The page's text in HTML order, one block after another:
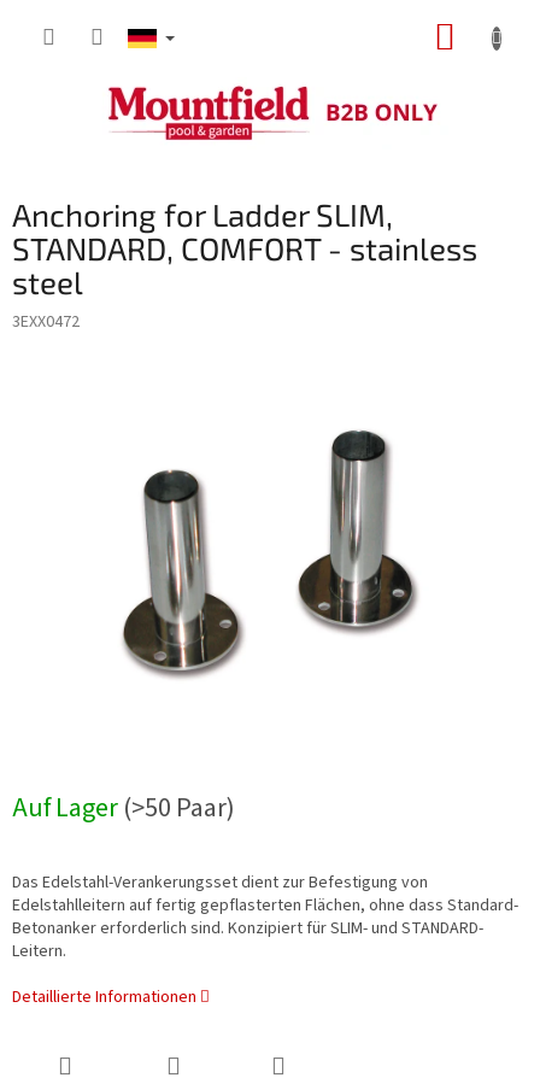
Anchoring for Ladder SLIM,
STANDARD, COMFORT - stainless
steel
3EXX0472
Auf Lager(>50 Paar)
Das Edelstahl-Verankerungsset dient zur Befestigung von
Edelstahlleitern auf fertig gepflasterten Flächen, ohne dass Standard-
Betonanker erforderlich sind. Konzipiert für SLIM- und STANDARD-
Leitern.
Detaillierte Informationen